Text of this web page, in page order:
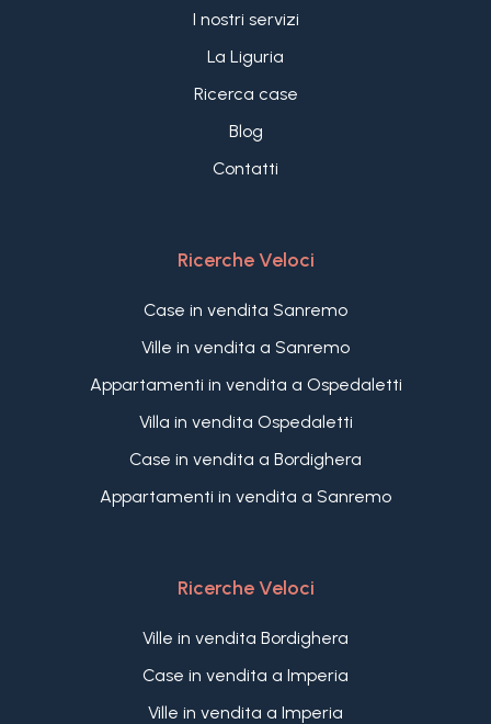
I nostri servizi
La Liguria
Ricerca case
Blog
Contatti
Ricerche Veloci
Case in vendita Sanremo
Ville in vendita a Sanremo
Appartamenti in vendita a Ospedaletti
Villa in vendita Ospedaletti
Case in vendita a Bordighera
Appartamenti in vendita a Sanremo
Ricerche Veloci
Ville in vendita Bordighera
Case in vendita a Imperia
Ville in vendita a Imperia